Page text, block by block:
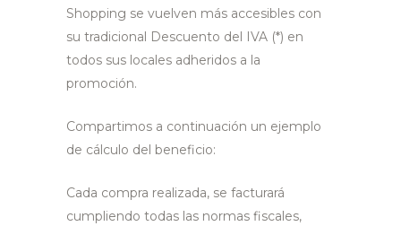
Shopping se vuelven más accesibles con
su tradicional Descuento del IVA (*) en
todos sus locales adheridos a la
promoción.
Compartimos a continuación un ejemplo
de cálculo del beneficio:
Cada compra realizada, se facturará
cumpliendo todas las normas fiscales,